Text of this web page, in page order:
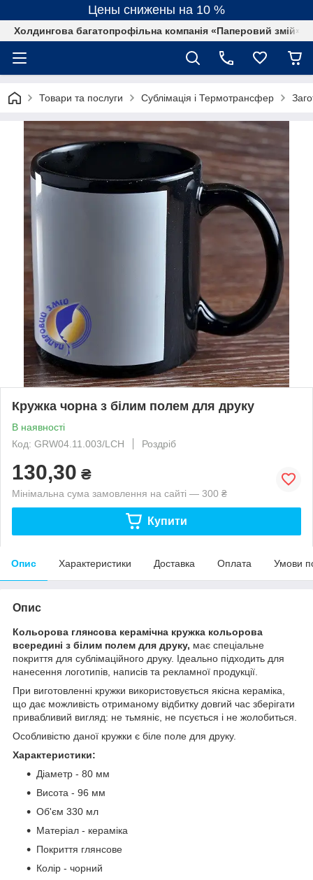
Цены снижены на 10 %
Холдингова багатопрофільна компанія «Паперовий змій»
Товари та послуги Сублімація і Термотрансфер
Кружка чорна з білим полем для друку
В наявності
Код: GRW04.11.003/LCH
Роздріб
130,30 ₴
Мінімальна сума замовлення на сайті — 300 ₴
Купити
Опис Характеристики Доставка Оплата Умови
Опис
Кольорова глянсова керамічна кружка кольорова
всередині з білим полем для друку, має спеціальне
покриття для сублімаційного друку. Ідеально підходить для
нанесення логотипів, написів та рекламної продукції.
При виготовленні кружки використовується якісна кераміка,
що дає можливість отриманому відбитку довгий час зберігати
привабливий вигляд: не тьмяніє, не псується і не жолобиться.
Особливістю даної кружки є біле поле для друку.
Характеристики:
Діаметр - 80 мм
Висота - 96 мм
Об'єм 330 мл
Матеріал - кераміка
Покриття глянсове
Колір - чорний